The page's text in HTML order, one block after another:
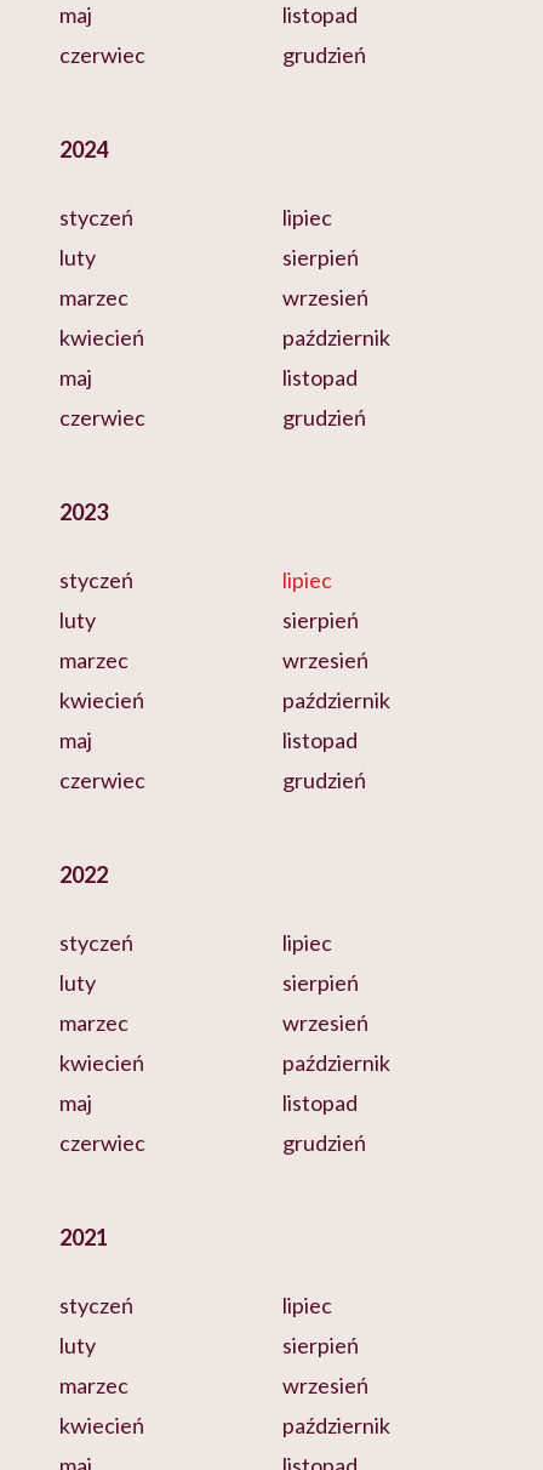
maj
czerwiec
listopad
grudzień
2024
styczeń
luty
marzec
kwiecień
maj
czerwiec
lipiec
sierpień
wrzesień
październik
listopad
grudzień
2023
styczeń
luty
marzec
kwiecień
maj
czerwiec
lipiec
sierpień
wrzesień
październik
listopad
grudzień
2022
styczeń
luty
marzec
kwiecień
maj
czerwiec
lipiec
sierpień
wrzesień
październik
listopad
grudzień
2021
styczeń
luty
marzec
kwiecień
lipiec
sierpień
wrzesień
październik